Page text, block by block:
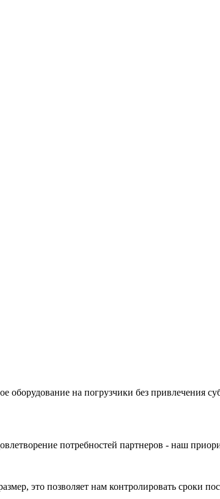
на погрузчики без привлечения
потребностей партнеров - наш
это позволяет нам контролировать сроки